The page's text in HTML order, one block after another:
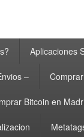
Aplicaciones
–
Bitcoin en